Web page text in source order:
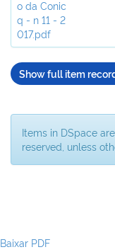
o da Conic
q - n 11 - 2
017.pdf
Show full item
Items in DSpace
reserved, unless
Baixar PDF